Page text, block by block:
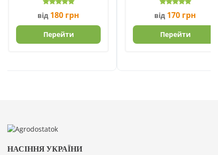
від 180 грн
Перейти
від 170 грн
Перейти
НАСІННЯ УКРАЇНИ